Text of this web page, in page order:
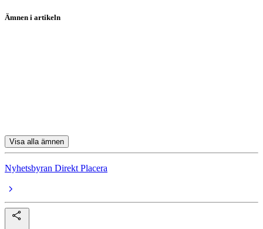
Ämnen i artikeln
Visa alla ämnen
Nyhetsbyran Direkt Placera